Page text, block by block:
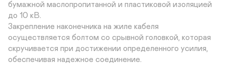
бумажной маслопропитанной и пластиковой изоляцией
до 10 кВ.
Закрепление наконечника на жиле кабеля
осуществляется болтом со срывной головкой, которая
скручивается при достижении определенного усилия,
обеспечивая надежное соединение.